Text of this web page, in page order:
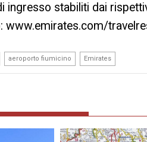
ingresso stabiliti dai
www.emirates.com/
aeroporto fiumicino Emirates